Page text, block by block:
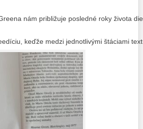
nám približuje posledné roky života
keďže medzi jednotlivými štáciami